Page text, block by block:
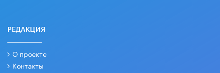
РЕДАКЦИЯ
О проекте
Контакты